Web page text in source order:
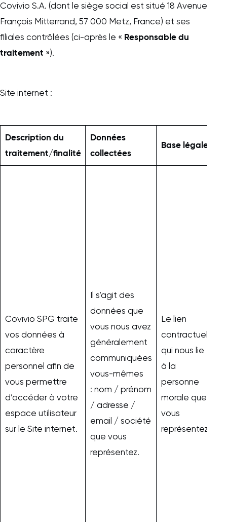
Covivio S.A. (dont le siège social est situé 18 Avenue
François Mitterrand, 57 000 Metz, France) et ses
filiales contrôlées (ci-après le « Responsable du
traitement »).
Site internet :
Description du
traitement/finalité
Données
collectées
Base légale
Covivio SPG traite
vos données à
caractère
personnel afin de
vous permettre
d’accéder à votre
espace utilisateur
sur le Site internet.
Il s’agit des
données que
vous nous avez
généralement
communiquées
vous-mêmes
: nom / prénom
/ adresse /
email / société
que vous
représentez.
Le lien
contractuel
qui nous lie
à la
personne
morale que
vous
représentez.